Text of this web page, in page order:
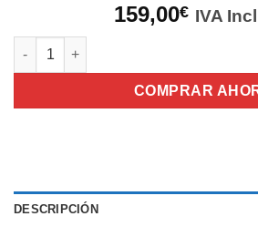
159,00€ IVA
Campana decorativa - Teka 40460440
COMPRAR
DESCRIPCIÓN